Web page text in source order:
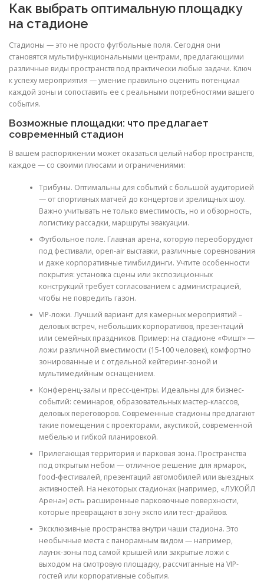
Как выбрать оптимальную площадку
на стадионе
Стадионы — это не просто футбольные поля. Сегодня они
становятся мультифункциональными центрами, предлагающими
различные виды пространств под практически любые задачи. Ключ
к успеху мероприятия — умение правильно оценить потенциал
каждой зоны и сопоставить ее с реальными потребностями вашего
события.
Возможные площадки: что предлагает
современный стадион
В вашем распоряжении может оказаться целый набор пространств,
каждое — со своими плюсами и ограничениями:
Трибуны. Оптимальны для событий с большой аудиторией
— от спортивных матчей до концертов и зрелищных шоу.
Важно учитывать не только вместимость, но и обзорность,
логистику рассадки, маршруты эвакуации.
Футбольное поле. Главная арена, которую переоборудуют
под фестивали, open-air выставки, различные соревнования
и даже корпоративные тимбилдинги. Учтите особенности
покрытия: установка сцены или экспозиционных
конструкций требует согласованием с администрацией,
чтобы не повредить газон.
VIP-ложи. Лучший вариант для камерных мероприятий –
деловых встреч, небольших корпоративов, презентаций
или семейных праздников. Пример: на стадионе «Фишт» —
ложи различной вместимости (15-100 человек), комфортно
зонированные и с отдельной кейтеринг-зоной и
мультимедийным оснащением.
Конференц-залы и пресс-центры. Идеальны для бизнес-
событий: семинаров, образовательных мастер-классов,
деловых переговоров. Современные стадионы предлагают
такие помещения с проекторами, акустикой, современной
мебелью и гибкой планировкой.
Прилегающая территория и парковая зона. Пространства
под открытым небом — отличное решение для ярмарок,
food-фестивалей, презентаций автомобилей или выездных
активностей. На некоторых стадионах (например, «ЛУКОЙЛ
Арена») есть расширенные парковочные поверхности,
которые превращают в зону экспо или тест-драйвов.
Эксклюзивные пространства внутри чаши стадиона. Это
необычные места с панорамным видом — например,
лаунж-зоны под самой крышей или закрытые ложи с
выходом на смотровую площадку, рассчитанные на VIP-
гостей или корпоративные события.